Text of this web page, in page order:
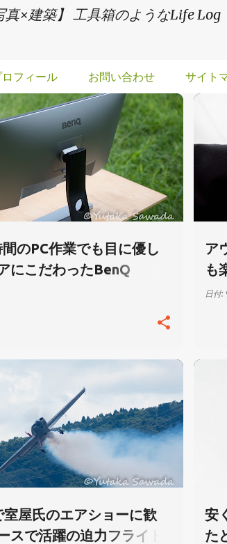
真×建築】 工具箱のようなLife Log
ロフィール お問い合わせ サイト
間のPC作業でも目に優し
にこだわったBenQ
アンバサダー
レビュー記事
ア
も
レ
日付:
室屋氏のエアショーに歓
スで活躍の迫力フライト
安
た